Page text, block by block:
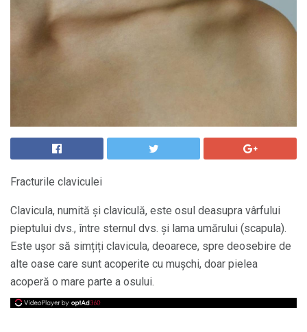
Fracturile claviculei
Clavicula, numită și claviculă, este osul deasupra vârfului
pieptului dvs., între sternul dvs. și lama umărului (scapula).
Este ușor să simțiți clavicula, deoarece, spre deosebire de
alte oase care sunt acoperite cu mușchi, doar pielea
acoperă o mare parte a osului.